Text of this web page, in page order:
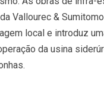
Vallourec &
local e introduz
da usina